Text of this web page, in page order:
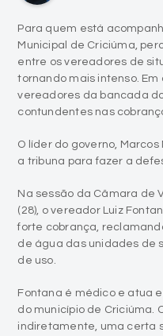
Para quem está
Municipal de Criciúma,
entre os vereadores de
tornando mais intenso. Em
vereadores da bancada
contundentes nas
O líder do governo,
a tribuna para fazer a
Na sessão da Câmara de
(28), o vereador Luiz
forte cobrança,
de água das unidades de
de uso.
Fontana é médico e atua
do município de Criciúma.
indiretamente, uma certa